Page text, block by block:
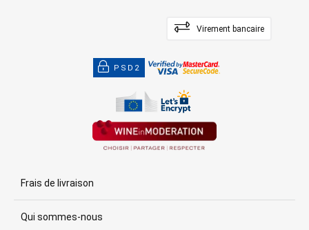
Virement bancaire
PSD2
Frais de livraison
Qui sommes-nous